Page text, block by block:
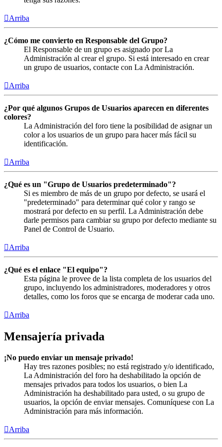
Arriba
¿Cómo me convierto en Responsable del Grupo?
El Responsable de un grupo es asignado por La
Administración al crear el grupo. Si está interesado en crear
un grupo de usuarios, contacte con La Administración.
Arriba
¿Por qué algunos Grupos de Usuarios aparecen en diferentes
colores?
La Administración del foro tiene la posibilidad de asignar un
color a los usuarios de un grupo para hacer más fácil su
identificación.
Arriba
¿Qué es un "Grupo de Usuarios predeterminado"?
Si es miembro de más de un grupo por defecto, se usará el
"predeterminado" para determinar qué color y rango se
mostrará por defecto en su perfil. La Administración debe
darle permisos para cambiar su grupo por defecto mediante su
Panel de Control de Usuario.
Arriba
¿Qué es el enlace "El equipo"?
Esta página le provee de la lista completa de los usuarios del
grupo, incluyendo los administradores, moderadores y otros
detalles, como los foros que se encarga de moderar cada uno.
Arriba
Mensajería privada
¡No puedo enviar un mensaje privado!
Hay tres razones posibles; no está registrado y/o identificado,
La Administración del foro ha deshabilitado la opción de
mensajes privados para todos los usuarios, o bien La
Administración ha deshabilitado para usted, o su grupo de
usuarios, la opción de enviar mensajes. Comuníquese con La
Administración para más información.
Arriba